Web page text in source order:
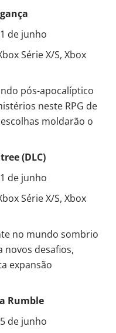
de junho
Série X/S, Xbox
pós-apocalíptico
neste RPG de
moldarão o
(DLC)
de junho
Série X/S, Xbox
no mundo sombrio
novos desafios,
expansão
Rumble
de junho